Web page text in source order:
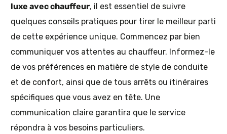
luxe avec chauffeur, il est essentiel de suivre
quelques conseils pratiques pour tirer le meilleur parti
de cette expérience unique. Commencez par bien
communiquer vos attentes au chauffeur. Informez-le
de vos préférences en matière de style de conduite
et de confort, ainsi que de tous arrêts ou itinéraires
spécifiques que vous avez en tête. Une
communication claire garantira que le service
répondra à vos besoins particuliers.